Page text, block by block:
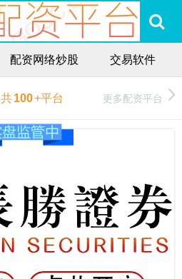
配资网络炒股 交易软件
共100+平台 更多配资平台